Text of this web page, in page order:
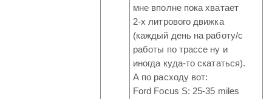
мне вполне пока хватает
2-х литрового движка
(каждый день на работу/с
работы по трассе ну и
иногда куда-то скататься).
А по расходу вот:
Ford Focus S: 25-35 miles